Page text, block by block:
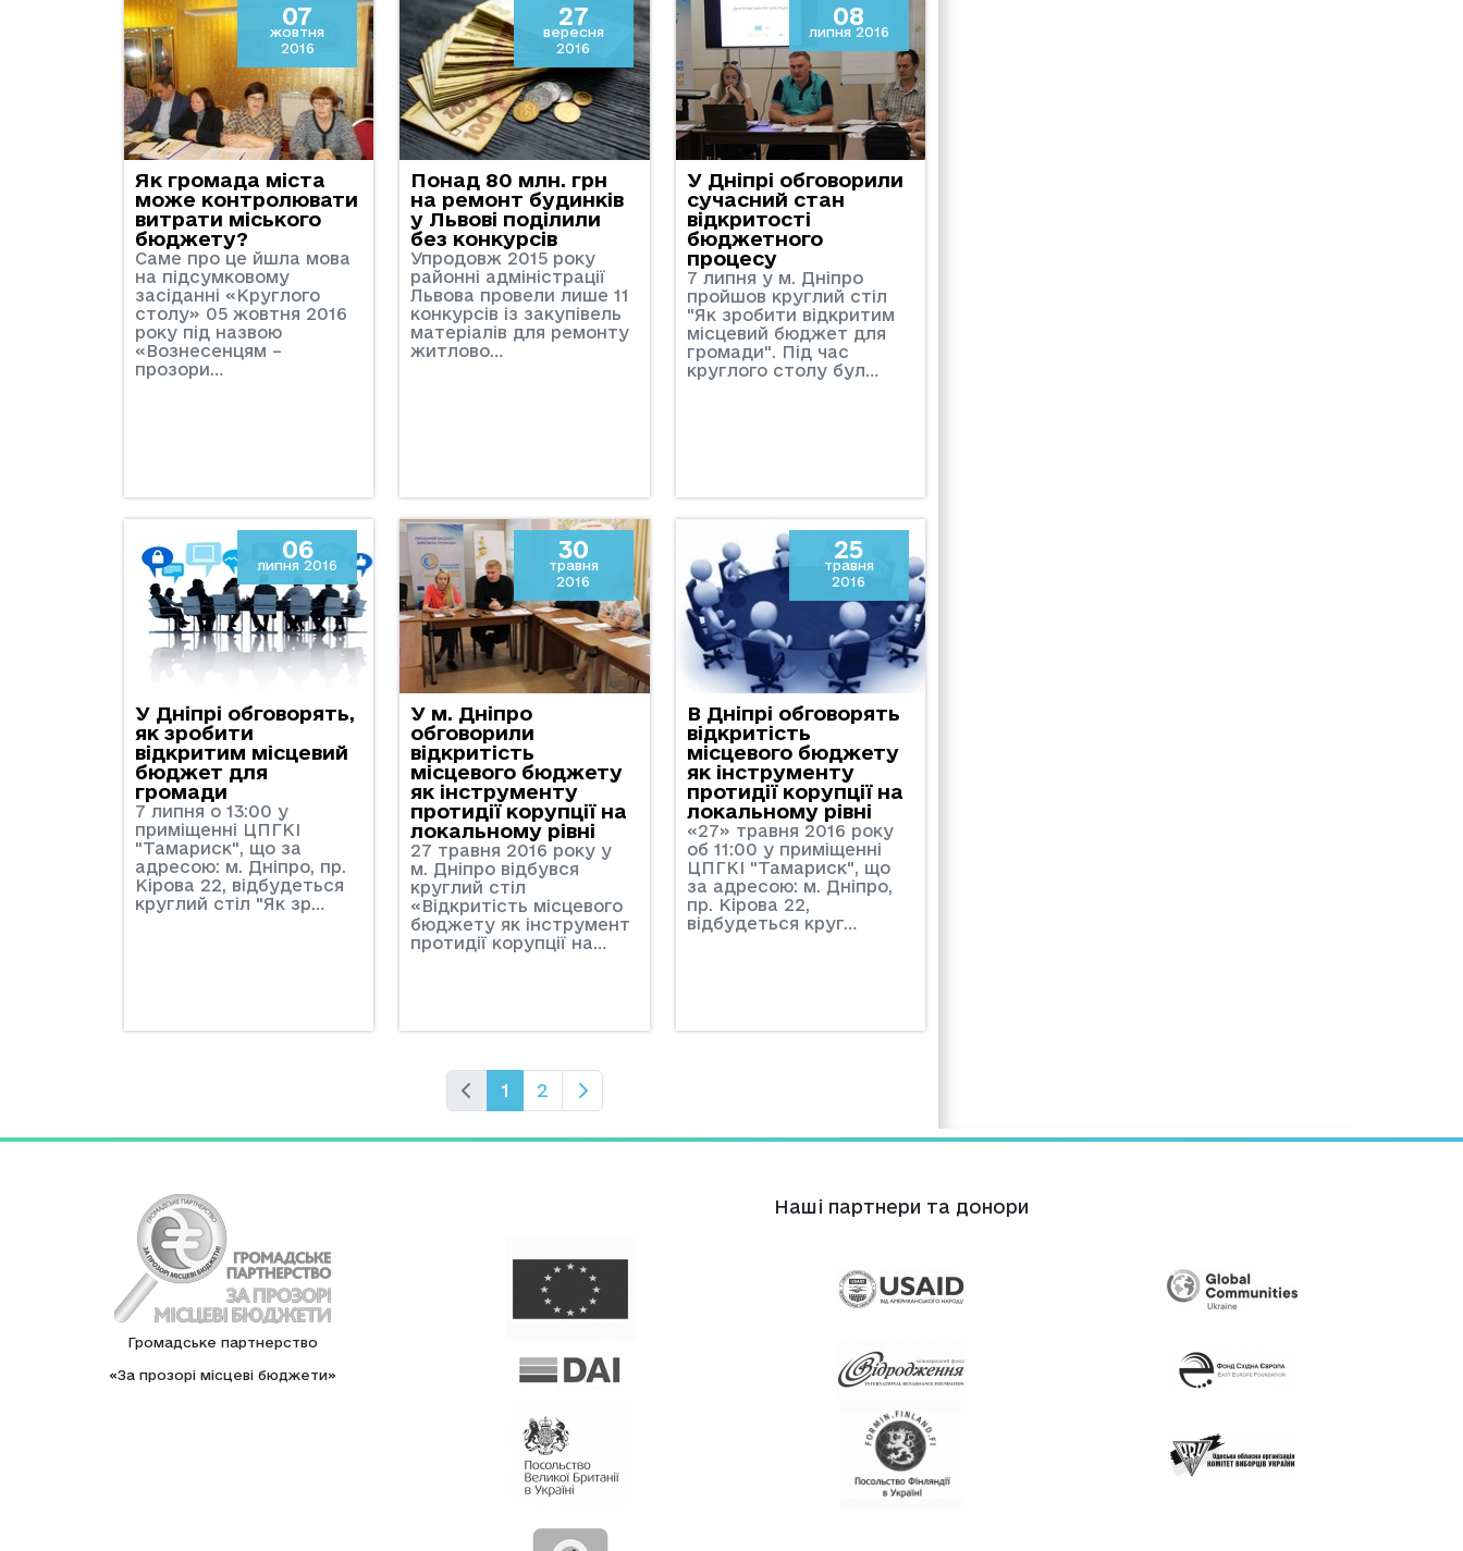
07
жовтня
2016
Як громада міста
може контролювати
витрати міського
бюджету?
Саме про це йшла мова
на підсумковому
засіданні «Круглого
столу» 05 жовтня 2016
року під назвою
«Вознесенцям –
прозори…
27
вересня
2016
Понад 80 млн. грн
на ремонт будинків
у Львові поділили
без конкурсів
Упродовж 2015 року
районні адміністрації
Львова провели лише 11
конкурсів із закупівель
матеріалів для ремонту
житлово…
08
липня 2016
У Дніпрі обговорили
сучасний стан
відкритості
бюджетного
процесу
7 липня у м. Дніпро
пройшов круглий стіл
"Як зробити відкритим
місцевий бюджет для
громади". Під час
круглого столу бул…
06
липня 2016
У Дніпрі обговорять,
як зробити
відкритим місцевий
бюджет для
громади
7 липня о 13:00 у
приміщенні ЦПГКІ
"Тамариск", що за
адресою: м. Дніпро, пр.
Кірова 22, відбудеться
круглий стіл "Як зр…
30
травня
2016
У м. Дніпро
обговорили
відкритість
місцевого бюджету
як інструменту
протидії корупції на
локальному рівні
27 травня 2016 року у
м. Дніпро відбувся
круглий стіл
«Відкритість місцевого
бюджету як інструмент
протидії корупції на…
25
травня
2016
В Дніпрі обговорять
відкритість
місцевого бюджету
як інструменту
протидії корупції на
локальному рівні
«27» травня 2016 року
об 11:00 у приміщенні
ЦПГКІ "Тамариск", що
за адресою: м. Дніпро,
пр. Кірова 22,
відбудеться круг…
1 2
Громадське партнерство
«За прозорі місцеві бюджети»
Нашi партнери та донори